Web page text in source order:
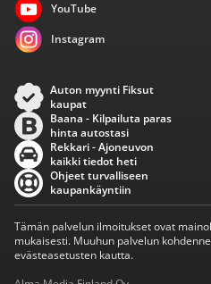
YouTube
Instagram
Auton myynti Fiksut
kaupat
Baana - Kilpailuta paras
hinta autostasi
Rekkari - Ajoneuvon
kaikki tiedot heti
Ohjeet turvalliseen
kaupankäyntiin
Tämän palvelun ilmoitukset ovat
mukaisesti. Muuhun palvelun
evästeasetusten kautta.